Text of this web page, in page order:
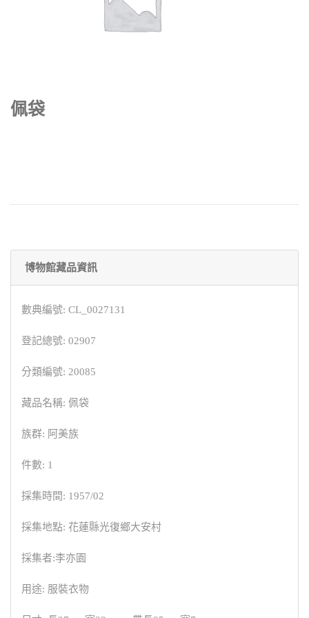
佩袋
博物館藏品資訊
數典編號: CL_0027131
登記總號: 02907
分類編號: 20085
藏品名稱: 佩袋
族群: 阿美族
件數: 1
採集時間: 1957/02
採集地點: 花蓮縣光復鄉大安村
採集者:李亦園
用途: 服裝衣物